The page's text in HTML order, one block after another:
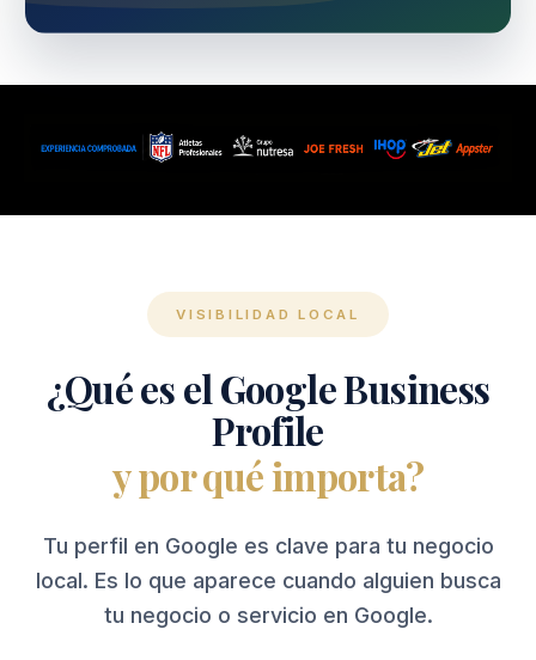
VISIBILIDAD LOCAL
¿Qué es el Google Business
Profile
y por qué importa?
Tu perfil en Google es clave para tu negocio
local. Es lo que aparece cuando alguien busca
tu negocio o servicio en Google.